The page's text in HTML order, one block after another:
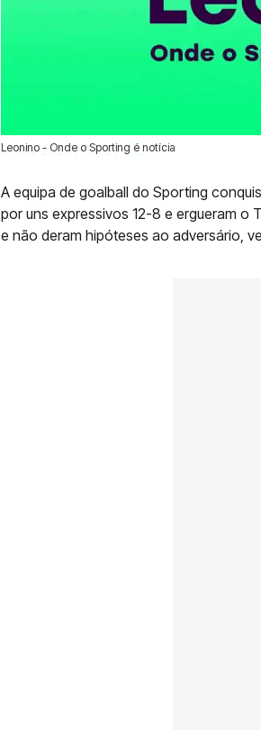
Leonino - Onde o Sporting é notícia
01 Out 2023 | 15:52 | 0
A equipa de goalball do Sporting
por uns expressivos 12-8 e ergueram o
e não deram hipóteses ao adversário,